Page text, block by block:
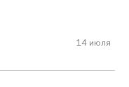
14 июля